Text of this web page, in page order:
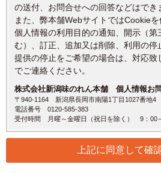
の送付、お問合せへの回答などはでき
また、弊本舗WebサイトではCookieを
個人情報の利用目的の通知、開示（第
む）、訂正、追加又は削除、利用の
提供の停止をご希望の場合は、対応致
でご連絡ください。
株式会社新潟味のれん本舗 個人情報お
〒940-1164 新潟県長岡市南陽1丁目1027番地4
電話番号 0120-585-383
受付時間 月曜～金曜日（祝日を除く） 9：00